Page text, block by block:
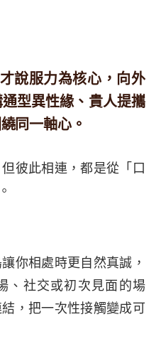
說服力為核心，向外
型異性緣、貴人提攜
同一軸心。
彼此相連，都是從「口
你相處時更自然真誠，
、社交或初次見面的場
，把一次性接觸變成可